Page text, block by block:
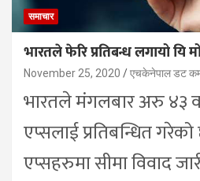
समाचार
भारतले फेरि प्रतिबन्ध लगायो यि
November 25, 2020 एचकेनेपाल डट
भारतले मंगलबार अरु ४३
एप्सलाई प्रतिबन्धित गरेको
एप्सहरुमा सीमा विवाद